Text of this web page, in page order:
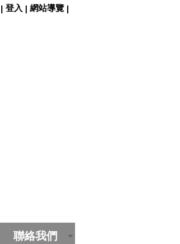
| 登入 | 網站導覽 |
聯絡我們